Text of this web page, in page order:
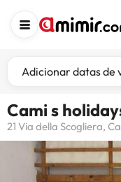
Adicionar datas de
Cami s
21 Via della Scogliera,